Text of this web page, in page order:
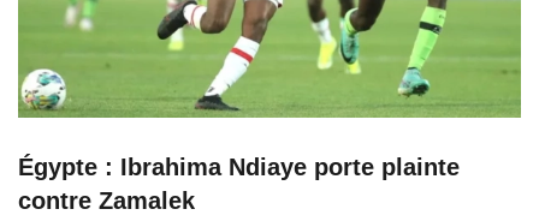
Égypte : Ibrahima Ndiaye porte plainte
contre Zamalek